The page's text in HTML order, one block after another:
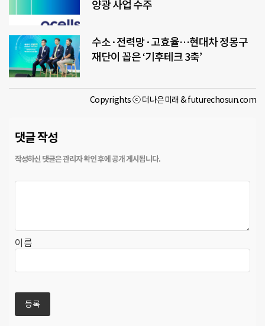
양광 사업 수주
수소·전력망·고효율…현대차 정몽구
재단이 꼽은 ‘기후테크 3축’
Copyrights ⓒ 더나은미래 & futurechosun.com
댓글 작성
이름